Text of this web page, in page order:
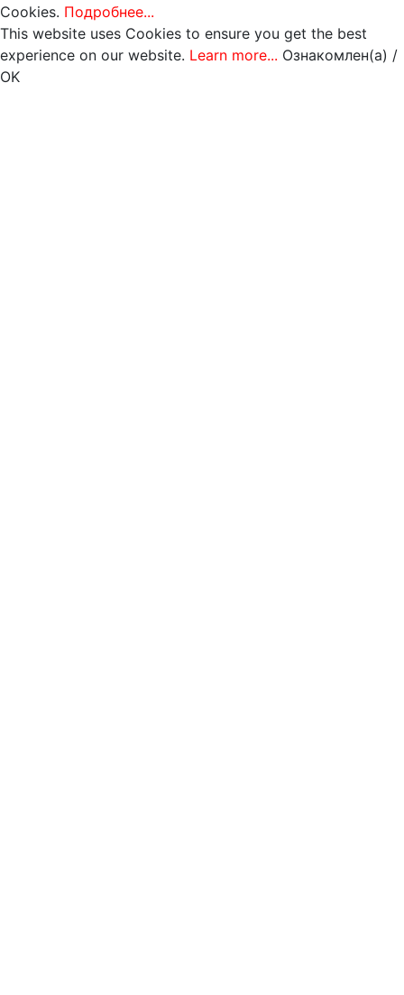
Cookies. Подробнее...
This website uses Cookies to ensure you get the best
experience on our website. Learn more... Ознакомлен(а) /
OK